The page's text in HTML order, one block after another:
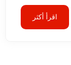
اقرأ أكثر